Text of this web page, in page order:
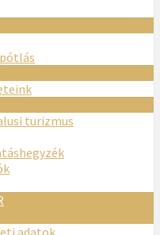
turizmus
adatok